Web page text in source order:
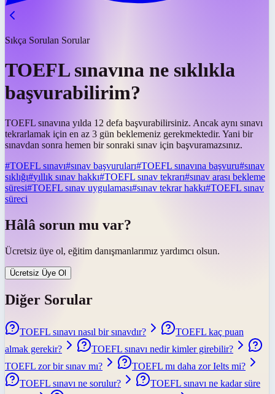
Sıkça Sorulan Sorular
TOEFL sınavına ne sıklıkla
başvurabilirim?
TOEFL sınavına yılda 12 defa başvurabilirsiniz. Ancak aynı sınavı
tekrarlamak için en az 3 gün beklemeniz gerekmektedir. Yani bir
sınavdan sonra hemen bir sonraki sınav için başvuramazsınız.
#TOEFL sınavı#sınav başvuruları#TOEFL sınavına başvuru#sınav
sıklığı#yıllık sınav hakkı#TOEFL sınav tekrarı#sınav arası bekleme
süresi#TOEFL sınav uygulaması#sınav tekrar hakkı#TOEFL sınav
süreci
Hâlâ sorun mu var?
Ücretsiz üye ol, eğitim danışmanlarımız yardımcı olsun.
Ücretsiz Üye Ol
Diğer Sorular
TOEFL sınavı nasıl bir sınavdır?
TOEFL kaç puan
almak gerekir?
TOEFL sınavı nedir kimler girebilir?
TOEFL zor bir sınav mı?
TOEFL mı daha zor Ielts mi?
TOEFL sınavı ne sorulur?
TOEFL sınavı ne kadar süre